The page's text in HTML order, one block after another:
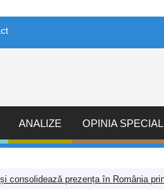
ANALIZE OPINIA
consolidează prezența în România